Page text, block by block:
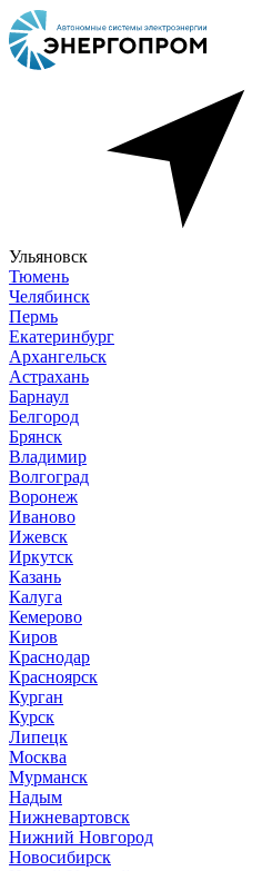
Ульяновск
Тюмень
Челябинск
Пермь
Екатеринбург
Архангельск
Астрахань
Барнаул
Белгород
Брянск
Владимир
Волгоград
Воронеж
Иваново
Ижевск
Иркутск
Казань
Калуга
Кемерово
Киров
Краснодар
Красноярск
Курган
Курск
Липецк
Москва
Мурманск
Надым
Нижневартовск
Нижний Новгород
Новосибирск